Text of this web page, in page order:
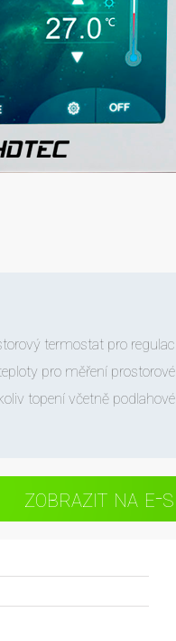
termostat pro
pro měření
topení včetně
zobrazit na e-